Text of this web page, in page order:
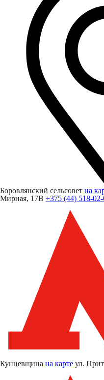
Боровлянский сельсовет на
Мирная, 17В +375 (44) 518-02-
Кунцевщина на карте ул.